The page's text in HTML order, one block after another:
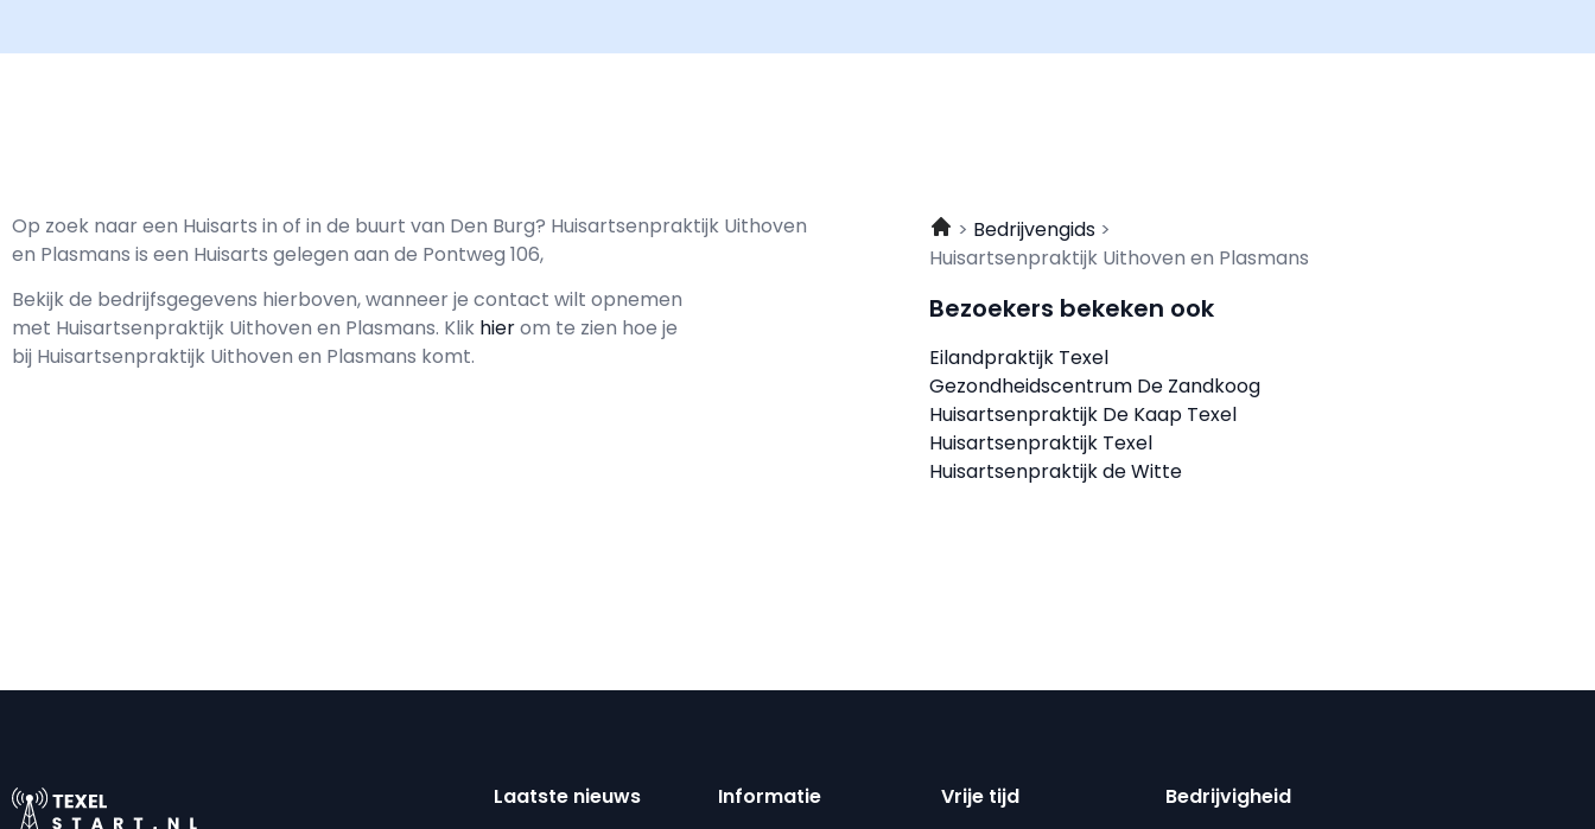
Op zoek naar een Huisarts in of in de buurt van Den Burg? Huisartsenpraktijk Uithoven
en Plasmans is een Huisarts gelegen aan de Pontweg 106,
Bekijk de bedrijfsgegevens hierboven, wanneer je contact wilt opnemen
met Huisartsenpraktijk Uithoven en Plasmans. Klik hierom te zien hoe je
bij Huisartsenpraktijk Uithoven en Plasmans komt.
Bedrijvengids
Huisartsenpraktijk Uithoven en Plasmans
Bezoekers bekeken ook
Eilandpraktijk Texel
Gezondheidscentrum De Zandkoog
Huisartsenpraktijk De Kaap Texel
Huisartsenpraktijk Texel
Huisartsenpraktijk de Witte
Laatste nieuws Informatie Vrije tijd Bedrijvigheid